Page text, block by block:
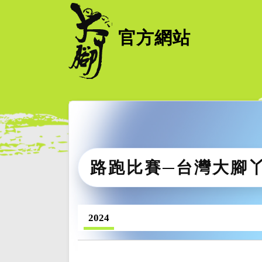
官方網站
路跑比賽─台灣大腳
2024